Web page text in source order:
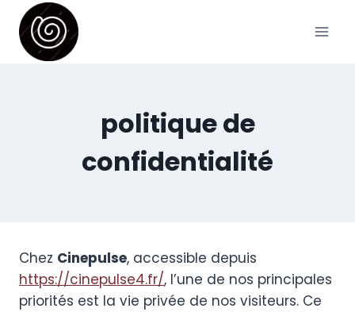
Skip
content
politique de
confidentialité
Chez Cinepulse, accessible depuis
https://cinepulse4.fr/, l’une de nos principales
priorités est la vie privée de nos visiteurs. Ce